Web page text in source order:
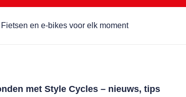
Fietsen en e-bikes voor elk moment
met Style Cycles – nieuws, tips